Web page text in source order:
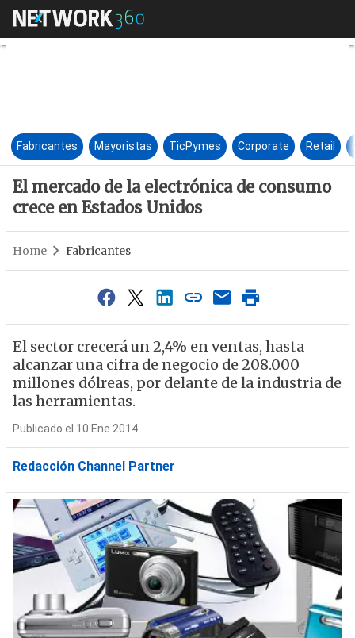
El mercado de la electrónica
Fabricantes Mayoristas TicPymes Corporate Retail
El mercado de la electrónica de consumo
crece en Estados Unidos
Home Fabricantes
El sector crecerá un 2,4% en ventas, hasta
alcanzar una cifra de negocio de 208.000
millones dólreas, por delante de la industria de
las herramientas.
Publicado el 10 Ene 2014
Redacción Channel Partner